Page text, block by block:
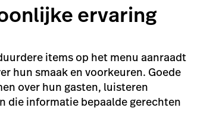
ervaring
items op het menu aanraadt
hun smaak en voorkeuren. Goede
over hun gasten, luisteren
die informatie bepaalde gerechten